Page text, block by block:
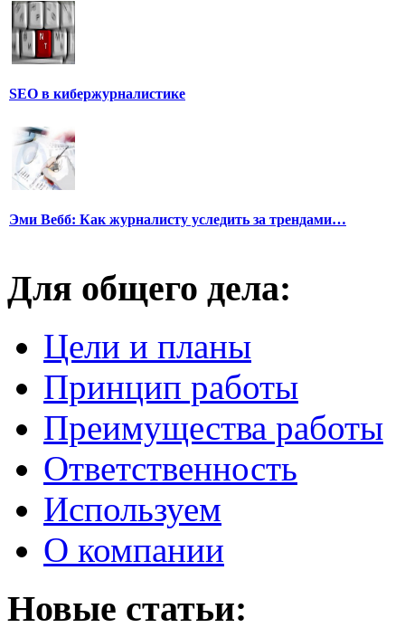
SEO в кибержурналистике
Эми Вебб: Как журналисту уследить за трендами…
Для общего дела:
Цели и планы
Принцип работы
Преимущества работы
Ответственность
Используем
О компании
Новые статьи: